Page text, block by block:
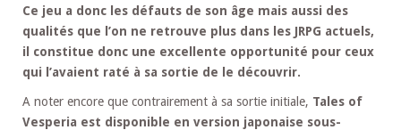
Ce jeu a donc les défauts de son âge mais aussi des
qualités que l’on ne retrouve plus dans les JRPG actuels,
il constitue donc une excellente opportunité pour ceux
qui l’avaient raté à sa sortie de le découvrir.
A noter encore que contrairement à sa sortie initiale, Tales of
Vesperia est disponible en version japonaise sous-